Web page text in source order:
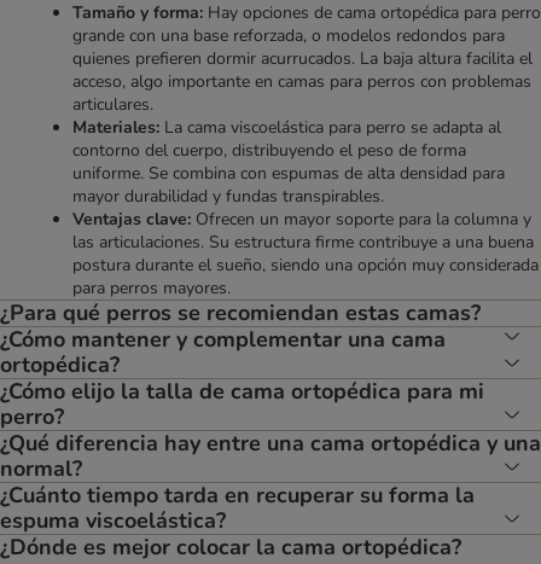
Tamaño y forma: Hay opciones de cama ortopédica para perro
grande con una base reforzada, o modelos redondos para
quienes prefieren dormir acurrucados. La baja altura facilita el
acceso, algo importante en camas para perros con problemas
articulares.
Materiales: La cama viscoelástica para perro se adapta al
contorno del cuerpo, distribuyendo el peso de forma
uniforme. Se combina con espumas de alta densidad para
mayor durabilidad y fundas transpirables.
Ventajas clave: Ofrecen un mayor soporte para la columna y
las articulaciones. Su estructura firme contribuye a una buena
postura durante el sueño, siendo una opción muy considerada
para perros mayores.
¿Para qué perros se recomiendan estas camas?
¿Cómo mantener y complementar una cama
ortopédica?
¿Cómo elijo la talla de cama ortopédica para mi
perro?
¿Qué diferencia hay entre una cama ortopédica y una
normal?
¿Cuánto tiempo tarda en recuperar su forma la
espuma viscoelástica?
¿Dónde es mejor colocar la cama ortopédica?